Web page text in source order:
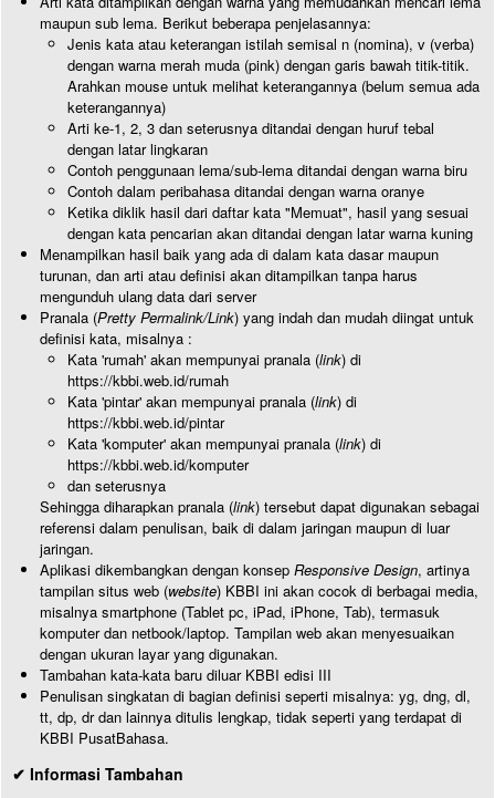
maupun sub lema. Berikut beberapa penjelasannya:
Jenis kata atau keterangan istilah semisal n (nomina), v (verba)
dengan warna merah muda (pink) dengan garis bawah titik-titik.
Arahkan mouse untuk melihat keterangannya (belum semua ada
keterangannya)
Arti ke-1, 2, 3 dan seterusnya ditandai dengan huruf tebal
dengan latar lingkaran
Contoh penggunaan lema/sub-lema ditandai dengan warna biru
Contoh dalam peribahasa ditandai dengan warna oranye
Ketika diklik hasil dari daftar kata "Memuat", hasil yang sesuai
dengan kata pencarian akan ditandai dengan latar warna kuning
Menampilkan hasil baik yang ada di dalam kata dasar maupun
turunan, dan arti atau definisi akan ditampilkan tanpa harus
mengunduh ulang data dari server
Pranala (Pretty Permalink/Link) yang indah dan mudah diingat untuk
definisi kata, misalnya :
Kata 'rumah' akan mempunyai pranala (link) di
https://kbbi.web.id/rumah
Kata 'pintar' akan mempunyai pranala (link) di
https://kbbi.web.id/pintar
Kata 'komputer' akan mempunyai pranala (link) di
https://kbbi.web.id/komputer
dan seterusnya
Sehingga diharapkan pranala (link) tersebut dapat digunakan sebagai
referensi dalam penulisan, baik di dalam jaringan maupun di luar
jaringan.
Aplikasi dikembangkan dengan konsep Responsive Design, artinya
tampilan situs web (website) KBBI ini akan cocok di berbagai media,
misalnya smartphone (Tablet pc, iPad, iPhone, Tab), termasuk
komputer dan netbook/laptop. Tampilan web akan menyesuaikan
dengan ukuran layar yang digunakan.
Tambahan kata-kata baru diluar KBBI edisi III
Penulisan singkatan di bagian definisi seperti misalnya: yg, dng, dl,
tt, dp, dr dan lainnya ditulis lengkap, tidak seperti yang terdapat di
KBBI PusatBahasa.
✔ Informasi Tambahan